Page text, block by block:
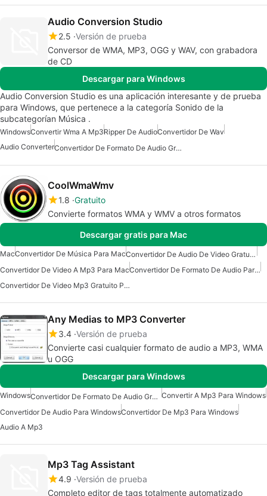
Audio Conversion Studio
2.5 Versión de prueba
Conversor de WMA, MP3, OGG y WAV, con grabadora
de CD
Descargar para Windows
Audio Conversion Studio es una aplicación interesante y de prueba
para Windows, que pertenece a la categoría Sonido de la
subcategorían Música .
WindowsConvertir Wma A Mp3Ripper De AudioConvertidor De Wav
Audio Converter
Convertidor De Formato De Audio Gratuito Para Windows
CoolWmaWmv
1.8 Gratuito
Convierte formatos WMA y WMV a otros formatos
Descargar gratis para Mac
MacConvertidor De Música Para Mac
Convertidor De Audio De Video Gratuito Para Mac
Convertidor De Video A Mp3 Para Mac
Convertidor De Formato De Audio Para Mac
Convertidor De Video Mp3 Gratuito Para Mac
Any Medias to MP3 Converter
3.4 Versión de prueba
Convierte casi cualquier formato de audio a MP3, WMA
u OGG
Descargar para Windows
Windows Convertidor De Formato De Audio Gratuito Para Windows Convertir A Mp3 Para Windows
Convertidor De Audio Para WindowsConvertidor De Mp3 Para Windows
Audio A Mp3
Mp3 Tag Assistant
4.9 Versión de prueba
Completo editor de tags totalmente automatizado